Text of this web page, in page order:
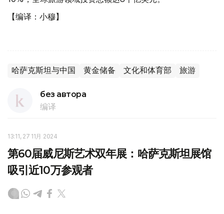
【编译：小穆】
哈萨克斯坦与中国 黄金储备 文化和体育部 旅游
без автора
编译
13:11, 27 11月 2024
第60届威尼斯艺术双年展：哈萨克斯坦展馆
吸引近10万参观者